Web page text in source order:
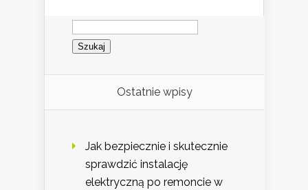
Szukaj:
Ostatnie wpisy
Jak bezpiecznie i skutecznie
sprawdzić instalację
elektryczną po remoncie w